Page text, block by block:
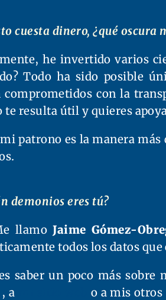
cuesta dinero, ¿qué oscura
he invertido varios
Todo ha sido posible
comprometidos con la
te resulta útil y quieres
patrono es la manera
demonios eres tú?
llamoJaime Gómez-
todos los datos
saber un poco más
, a o a mis otros